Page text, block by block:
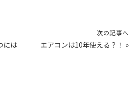
には
次の記事へ
エアコンは10年使える？！ »